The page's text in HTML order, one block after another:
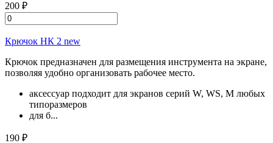
200 ₽
Крючок НК 2 new
Крючок предназначен для размещения инструмента на экране,
позволяя удобно организовать рабочее место.
аксессуар подходит для экранов серий W, WS, M любых
типоразмеров
для б...
190 ₽